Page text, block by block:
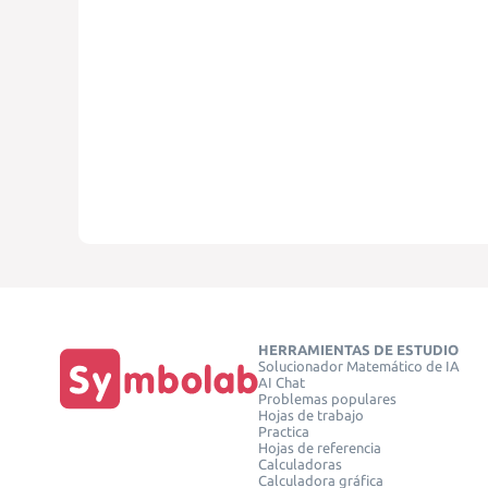
HERRAMIENTAS DE ESTUDIO
Solucionador Matemático de IA
AI Chat
Problemas populares
Hojas de trabajo
Practica
Hojas de referencia
Calculadoras
Calculadora gráfica